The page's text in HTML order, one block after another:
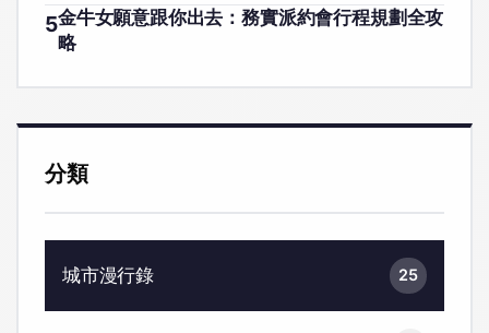
5金牛女願意跟你出去：務實派約會行程規劃全攻
略
分類
城市漫行錄 25